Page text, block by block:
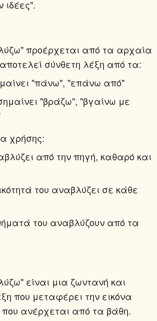
ιδέες".
προέρχεται από τα αρχαία
σύνθετη λέξη από τα:
"πάνω", "επάνω από"
"βράζω", "βγαίνω με
χρήσης:
από την πηγή, καθαρό και
του αναβλύζει σε κάθε
του αναβλύζουν από τα
είναι μια ζωντανή και
που μεταφέρει την εικόνα
που ανέρχεται από τα βάθη.